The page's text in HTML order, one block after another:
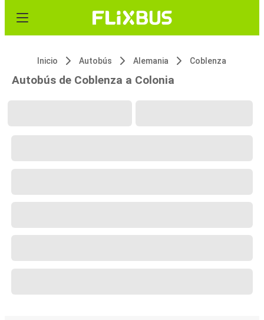
Inicio Autobús Alemania Coblenza
Autobús de Coblenza a Colonia